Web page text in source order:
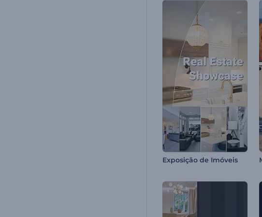
Exposição de Imóveis